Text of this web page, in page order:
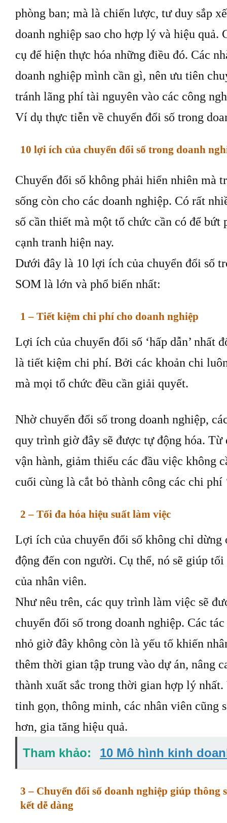
phòng ban; mà là chiến lược, tư duy sắp
doanh nghiệp sao cho hợp lý và hiệu quả.
cụ để hiện thực hóa những điều đó. Các
doanh nghiệp mình cần gì, nên ưu tiên
tránh lãng phí tài nguyên vào các công
Ví dụ thực tiễn về chuyển đổi số trong
10 lợi ích của chuyển đổi số trong doanh
Chuyển đổi số không phải hiển nhiên mà
sống còn cho các doanh nghiệp. Có rất
số cần thiết mà một tổ chức cần có để
cạnh tranh hiện nay.
Dưới đây là 10 lợi ích của chuyển đổi số
SOM là lớn và phổ biến nhất:
1 – Tiết kiệm chi phí cho doanh nghiệp
Lợi ích của chuyển đổi số ‘hấp dẫn’ nhất
là tiết kiệm chi phí. Bởi các khoản chi luôn
mà mọi tổ chức đều cần giải quyết.
Nhờ chuyển đổi số trong doanh nghiệp,
quy trình giờ đây sẽ được tự động hóa.
vận hành, giảm thiểu các đầu việc
cuối cùng là cắt bỏ thành công các chi phí
2 – Tối đa hóa hiệu suất làm việc
Lợi ích của chuyển đổi số không chỉ dừng
động đến con người. Cụ thể, nó sẽ giúp
của nhân viên.
Như nêu trên, các quy trình làm việc sẽ
chuyển đổi số trong doanh nghiệp. Các
nhỏ giờ đây không còn là yếu tố khiến
thêm thời gian tập trung vào dự án, nâng
thành xuất sắc trong thời gian hợp lý
tinh gọn, thông minh, các nhân viên cũng
hơn, gia tăng hiệu quả.
Tham khảo:
10 Mô hình kinh
3 – Chuyển đổi số doanh nghiệp giúp thông
kết dễ dàng